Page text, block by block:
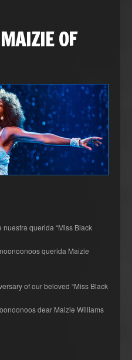
OF
querida “Miss Black
querida Maizie
of our beloved “Miss Black
dear Maizie Williams